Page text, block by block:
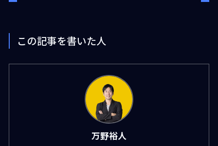
この記事を書いた人
万野裕人